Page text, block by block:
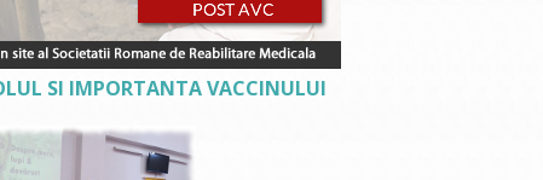
SI IMPORTANTA VACCINULUI